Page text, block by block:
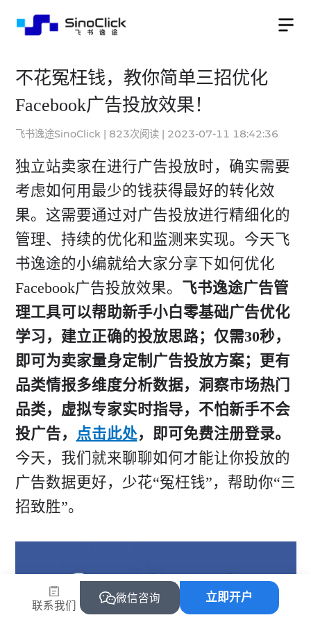
不花冤枉钱，教你简单三招优化
Facebook广告投放效果！
飞书逸途SinoClick | 823次阅读 | 2023-07-11 18:42:36
独立站卖家在进行广告投放时，确实需要
考虑如何用最少的钱获得最好的转化效
果。这需要通过对广告投放进行精细化的
管理、持续的优化和监测来实现。今天飞
书逸途的小编就给大家分享下如何优化
Facebook广告投放效果。 飞书逸途广告管
理工具可以帮助新手小白零基础广告优化
学习，建立正确的投放思路；仅需30秒，
即可为卖家量身定制广告投放方案；更有
品类情报多维度分析数据，洞察市场热门
品类，虚拟专家实时指导，不怕新手不会
投广告，
点击此处，即可免费注册登录。
今天，我们就来聊聊如何才能让你投放的
广告数据更好，少花“冤枉钱”，帮助你“三
招致胜”。
联系我们
微信咨询 立即开户